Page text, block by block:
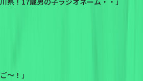
〜！ 」